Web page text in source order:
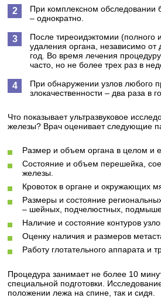
При комплексном обследовании
– однократно.
После тиреоидэктомии (полного
удаления органа, независимо от
год. Во время лечения
часто, но не более трех раз в
При обнаружении узлов любого
злокачественности – два раза в
Что показывает ультразвуковое
железы? Врач оценивает следующие
Размер и объем органа в целом и
Состояние и объем перешейка,
железы.
Кровоток в органе и окружающих
Размеры и состояние
– шейных, подчелюстных,
Наличие и состояние контуров
Оценку наличия и размеров
Работу глотательного аппарата и
Процедура занимает не более 10
специальной подготовки.
положении лежа на спине, так и сидя.